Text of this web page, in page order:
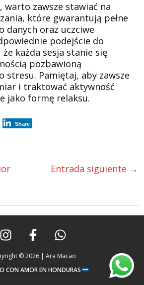
warto zawsze stawiać na
które gwarantują pełne
danych oraz uczciwe
podejście do
każda sesja stanie się
pozbawioną
stresu. Pamiętaj, aby zawsze
i traktować aktywność
jako formę relaksu.
Share
Entrada siguiente →
n
t
a
a
e
b
h
t
s
© 2026 | Ara Macao
CON AMOR EN HONDURAS